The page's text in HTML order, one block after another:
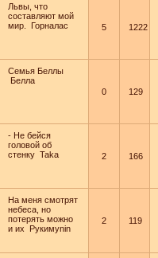
Львы, что
составляют мой
мир.
Горналас 5 1222
Семья Беллы
Белла
0
129
- Не бейся
головой об
стенку Taka 2 166
На меня смотрят
небеса, но
потерять можно
и их
Рукимуnin
2 119